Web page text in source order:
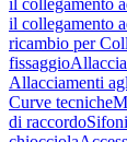
il collegamento
il collegamento
ricambio per
fissaggio
Allacciamenti
Curve tecniche
di raccordo